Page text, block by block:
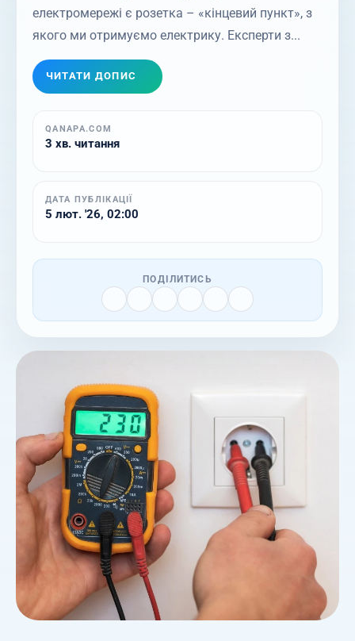
електромережі є розетка – «кінцевий пункт», з
якого ми отримуємо електрику. Експерти з...
ЧИТАТИ ДОПИС
QANAPA.COM
3 хв. читання
ДАТА ПУБЛІКАЦІЇ
5 лют. '26, 02:00
ПОДІЛИТИСЬ